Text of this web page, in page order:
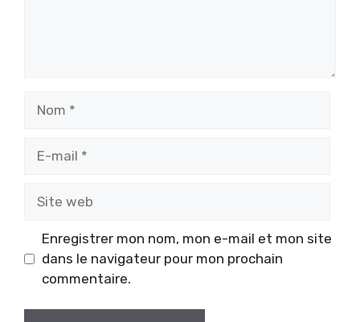
mail
web
Enregistrer mon nom, mon e-mail et mon site
dans le navigateur pour mon prochain
commentaire.